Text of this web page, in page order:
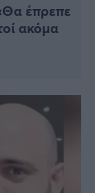
έπρεπε
ακόμα